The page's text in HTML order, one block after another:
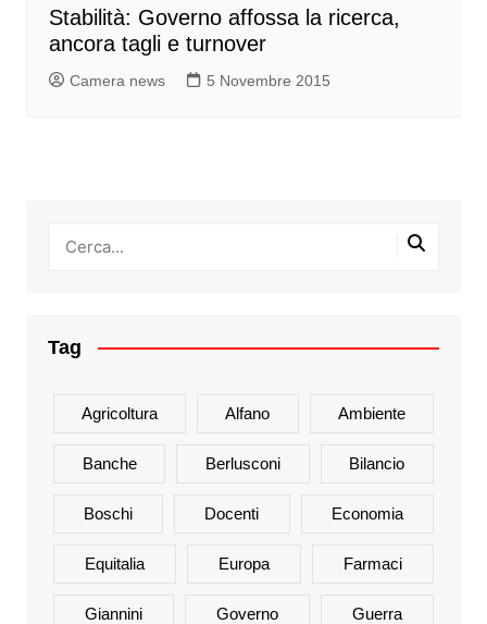
Stabilità: Governo affossa la ricerca,
ancora tagli e turnover
Camera news 5 Novembre 2015
Tag
Agricoltura Alfano Ambiente
Banche Berlusconi Bilancio
Boschi Docenti Economia
Equitalia Europa Farmaci
Giannini Governo Guerra